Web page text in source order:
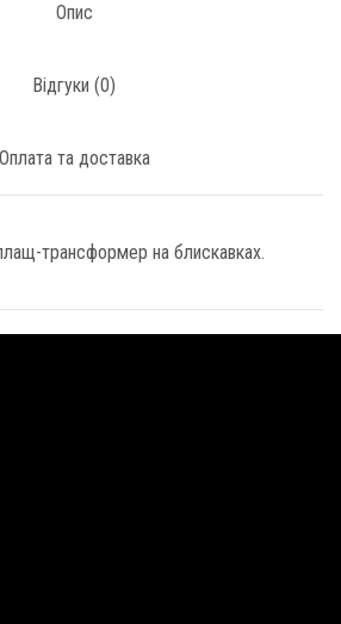
Опис
Відгуки (0)
Оплата та доставка
трансформер на блискавках.